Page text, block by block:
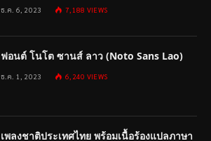
ธ.ค. 6, 2023 7,188 VIEWS
ฟอนต์ โนโต ซานส์ ลาว (Noto Sans Lao)
ธ.ค. 1, 2023 6,240 VIEWS
เพลงชาติประเทศไทย พร้อมเนื้อร้องแปลภาษา